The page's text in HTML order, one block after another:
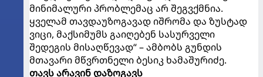
მინიმალური პრობლემაც არ შეგვქმნია.
ყველამ თავდაუზოგავად იშრომა და ზუსტად
ვიცი, მაქსიმუმს გაიღებენ სასურველი
შედეგის მისაღწევად“ – ამბობს გუნდის
მთავარი მწვრთნელი ბესიკ ხამაშურიძე.
თავს არავინ დაზოგავს